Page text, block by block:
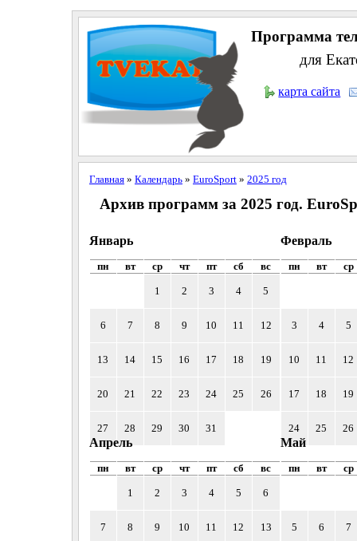
Программа
для
карта сайта
Главная» Календарь» EuroSport» 2025 год
Архив программ за 2025 год.
Январь
пн вт ср чт пт сб вс
1 2 3 4 5
6 7 8 9 10 11 12
13 14 15 16 17 18 19
20 21 22 23 24 25 26
27 28 29 30 31
Февраль
пн вт ср
3 4 5
10 11 12
17 18 19
24 25 26
Апрель
пн вт ср чт пт сб вс
1 2 3 4 5 6
7 8 9 10 11 12 13
Май
пн вт ср
5 6 7